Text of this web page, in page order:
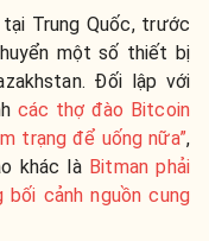
Trung Quốc, trước
một số thiết bị
Đối lập với
các thợ đào Bitcoin
trạng để uống nữa”,
khác là Bitman phải
cảnh nguồn cung